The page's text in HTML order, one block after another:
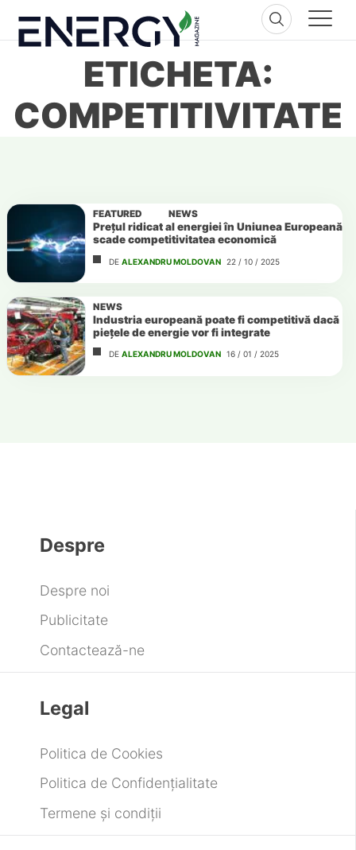
content
ETICHETA:
COMPETITIVITATE
FEATURED NEWS
Prețul ridicat al energiei în Uniunea Europeană
scade competitivitatea economică
DE ALEXANDRU MOLDOVAN 22 / 10 / 2025
NEWS
Industria europeană poate fi competitivă dacă
piețele de energie vor fi integrate
DE ALEXANDRU MOLDOVAN 16 / 01 / 2025
Despre
Despre noi
Publicitate
Contactează-ne
Legal
Politica de Cookies
Politica de Confidențialitate
Termene și condiții